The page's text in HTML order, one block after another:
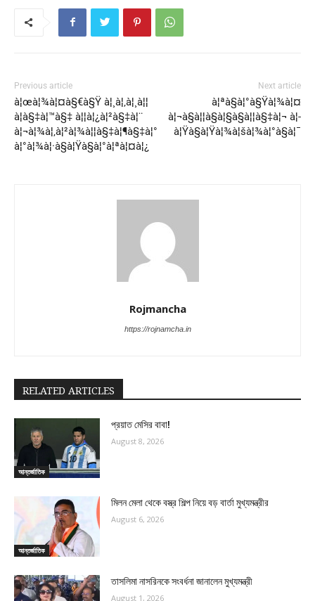
Previous article
à¦œà¦¾à¦¤à§€à§Ÿ à¦¸à¦‚à¦¸à¦¦
à¦­à§‡à¦™à§‡ à¦¦à¦¿à¦²à§‡à¦¨
à¦¬à¦¾à¦‚à¦²à¦¾à¦¦à§‡à¦¶à§‡à¦°
à¦°à¦¾à¦·à§à¦Ÿà§à¦°à¦ªà¦¤à¦¿
Next article
à¦ªà§à¦°à§Ÿà¦¾à¦¤
à¦¬à§à¦¦à§à¦§à§à¦¦à§‡à¦¬ à¦­
à¦Ÿà§à¦Ÿà¦¾à¦šà¦¾à¦°à§à¦¯
Rojmancha
https://rojnamcha.in
RELATED ARTICLES
আন্তর্জাতিক
প্রয়াত মেসির বাবা!
August 8, 2026
আন্তর্জাতিক
মিলন মেলা থেকে বস্ত্র শিল্প নিয়ে বড় বার্তা মুখ্যমন্ত্রীর
August 6, 2026
তাসলিমা নাসরিনকে সংবর্ধনা জানালেন মুখ্যমন্ত্রী
August 1, 2026